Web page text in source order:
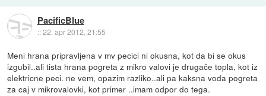
PacificBlue
::22. apr 2012, 21:55
Meni hrana pripravljena v mv pecici ni okusna, kot da bi se okus
izgubil..ali tista hrana pogreta z mikro valovi je drugače topla, kot iz
elektricne peci. ne vem, opazim razliko..ali pa kaksna voda pogreta
za caj v mikrovalovki, kot primer ..imam odpor do tega.